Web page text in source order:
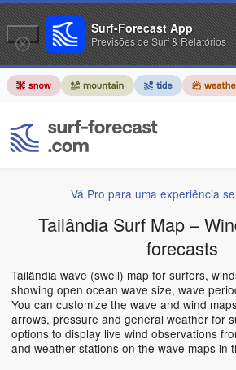
Vá Pro para uma experiência
Tailândia Surf Map –
forecasts
Tailândia wave (swell) map for surfers,
showing open ocean wave size, wave
You can customize the wave and wind
arrows, pressure and general weather for
options to display live wind observations
and weather stations on the wave maps in
Surf-Forecast App
Previsões de Surf & Relatórios